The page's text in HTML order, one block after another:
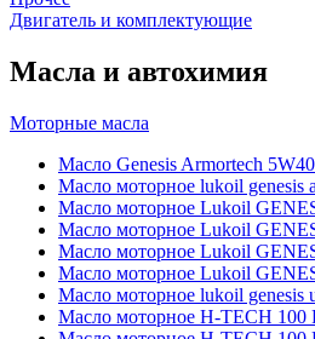
Двигатель и комплектующие
Масла и автохимия
Моторные масла
Масло Genesis Armortech
Масло моторное lukoil genesis
Масло моторное Lukoil
Масло моторное Lukoil
Масло моторное Lukoil
Масло моторное Lukoil
Масло моторное lukoil genesis
Масло моторное H-TECH 100